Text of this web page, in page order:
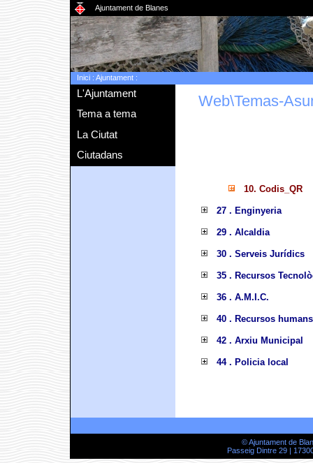
Ajuntament de Blanes
Inici: Ajuntament:
L'Ajuntament
Tema a tema
La Ciutat
Ciutadans
Web\Temas-
10. Codis_QR
27 . Enginyeria
29 . Alcaldia
30 . Serveis Jurídics
35 . Recursos
36 . A.M.I.C.
40 . Recursos humans
42 . Arxiu Municipal
44 . Policia local
© Ajuntament de
Passeig Dintre 29 |